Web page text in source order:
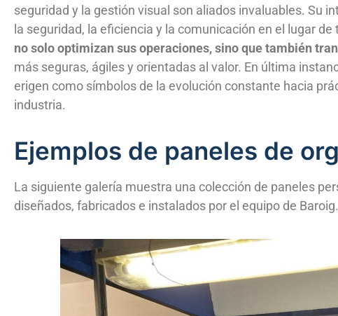
seguridad y la gestión visual son aliados invaluables. Su
la seguridad, la eficiencia y la comunicación en el lugar
no solo optimizan sus operaciones, sino que también
más seguras, ágiles y orientadas al valor. En última
erigen como símbolos de la evolución constante hacia
industria.
Ejemplos de paneles de
La siguiente galería muestra una colección de paneles
diseñados, fabricados e instalados por el equipo de Baroig.